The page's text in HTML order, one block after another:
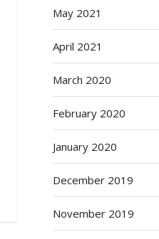
May 2021
April 2021
March 2020
February 2020
January 2020
December 2019
November 2019